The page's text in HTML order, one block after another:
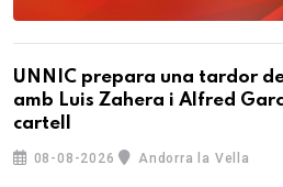
UNNIC prepara una tardor
amb Luis Zahera i Alfred
cartell
08-08-2026 Andorra la Vella